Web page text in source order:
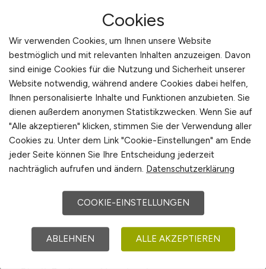
Gerlingen
Fachkraft für
Wasserversorgungstechnik,
Anlagenmechaniker oder Ver-
und Entsorger
(m/w/d)
Cookies
Wir verwenden Cookies, um Ihnen unsere Website
bestmöglich und mit relevanten Inhalten anzuzeigen. Davon
sind einige Cookies für die Nutzung und Sicherheit unserer
Website notwendig, während andere Cookies dabei helfen,
Ihnen personalisierte Inhalte und Funktionen anzubieten. Sie
dienen außerdem anonymen Statistikzwecken. Wenn Sie auf
"Alle akzeptieren" klicken, stimmen Sie der Verwendung aller
Cookies zu. Unter dem Link "Cookie-Einstellungen" am Ende
jeder Seite können Sie Ihre Entscheidung jederzeit
nachträglich aufrufen und ändern. Datenschutzerklärung
COOKIE-EINSTELLUNGEN
ABLEHNEN ALLE AKZEPTIEREN